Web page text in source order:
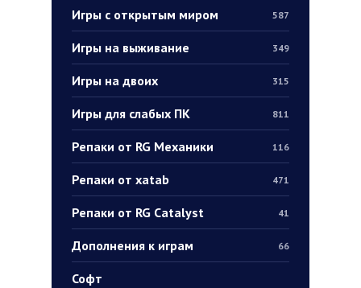
Игры с открытым миром 587
Игры на выживание 349
Игры на двоих 315
Игры для слабых ПК 811
Репаки от RG Механики 116
Репаки от xatab 471
Репаки от RG Catalyst 41
Дополнения к играм 66
Софт